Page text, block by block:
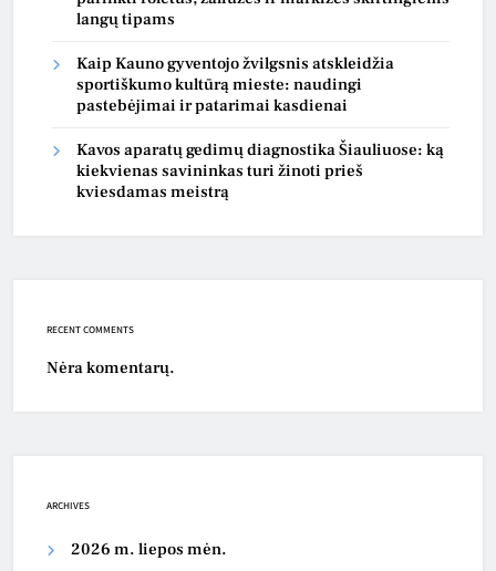
langų tipams
Kaip Kauno gyventojo žvilgsnis atskleidžia
sportiškumo kultūrą mieste: naudingi
pastebėjimai ir patarimai kasdienai
Kavos aparatų gedimų diagnostika Šiauliuose: ką
kiekvienas savininkas turi žinoti prieš
kviesdamas meistrą
RECENT COMMENTS
Nėra komentarų.
ARCHIVES
2026 m. liepos mėn.